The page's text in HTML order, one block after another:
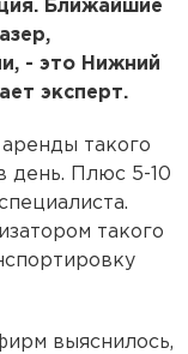
Ближайшие
- это Нижний
эксперт.
такого
день. Плюс 5-10
такого
выяснилось,